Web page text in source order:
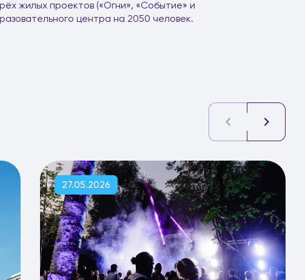
жилых проектов («Огни», «Событие» и
центра на 2050 человек.
27.05.2026